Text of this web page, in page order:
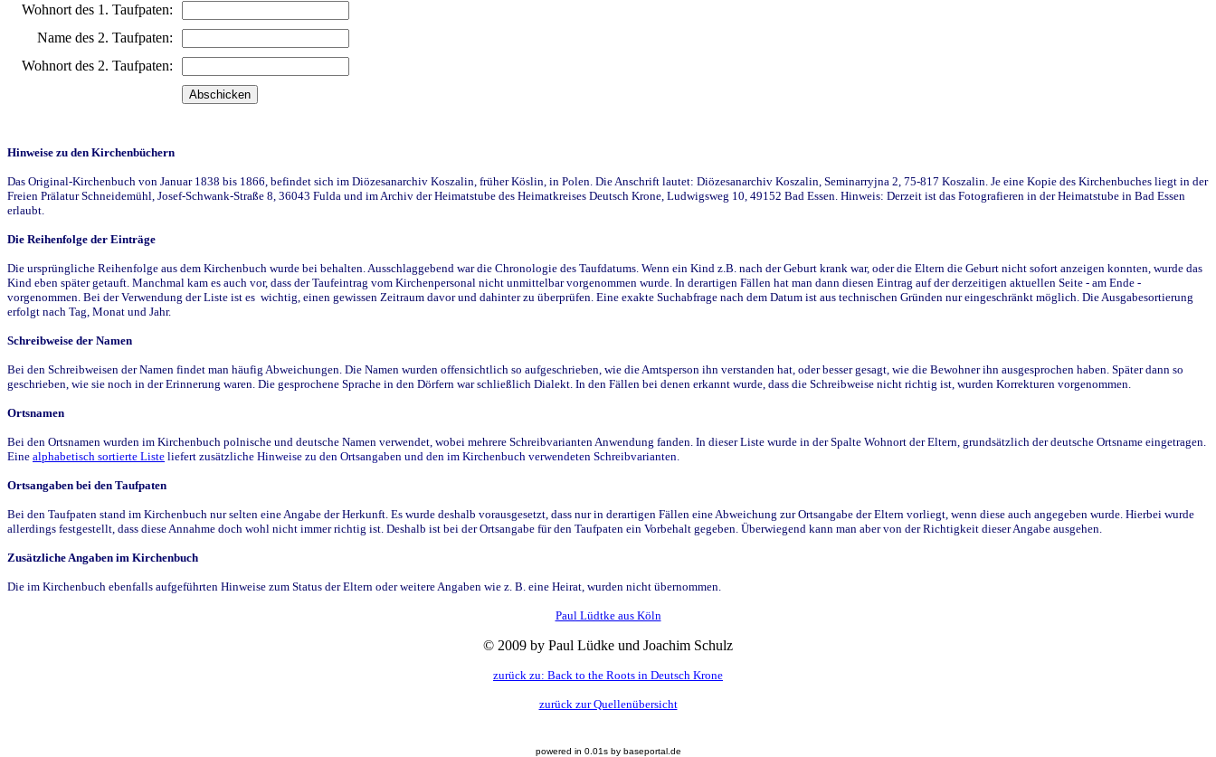
Wohnort des 1. Taufpaten:
Name des 2. Taufpaten:
Wohnort des 2. Taufpaten:
Hinweise zu den Kirchenbüchern
Das Original-Kirchenbuch von Januar 1838 bis 1866, befindet sich im Diözesanarchiv Koszalin, früher Köslin, in Polen. Die Anschrift lautet: Diözesanarchiv Koszalin, Seminarryjna 2, 75-817 Koszalin. Je eine Kopie des Kirchenbuches liegt in der
Freien Prälatur Schneidemühl, Josef-Schwank-Straße 8, 36043 Fulda und im Archiv der Heimatstube des Heimatkreises Deutsch Krone, Ludwigsweg 10, 49152 Bad Essen. Hinweis: Derzeit ist das Fotografieren in der Heimatstube in Bad Essen
erlaubt.
Die Reihenfolge der Einträge
Die ursprüngliche Reihenfolge aus dem Kirchenbuch wurde bei behalten. Ausschlaggebend war die Chronologie des Taufdatums. Wenn ein Kind z.B. nach der Geburt krank war, oder die Eltern die Geburt nicht sofort anzeigen konnten, wurde das
Kind eben später getauft. Manchmal kam es auch vor, dass der Taufeintrag vom Kirchenpersonal nicht unmittelbar vorgenommen wurde. In derartigen Fällen hat man dann diesen Eintrag auf der derzeitigen aktuellen Seite - am Ende -
vorgenommen. Bei der Verwendung der Liste ist es wichtig, einen gewissen Zeitraum davor und dahinter zu überprüfen. Eine exakte Suchabfrage nach dem Datum ist aus technischen Gründen nur eingeschränkt möglich. Die Ausgabesortierung
erfolgt nach Tag, Monat und Jahr.
Schreibweise der Namen
Bei den Schreibweisen der Namen findet man häufig Abweichungen. Die Namen wurden offensichtlich so aufgeschrieben, wie die Amtsperson ihn verstanden hat, oder besser gesagt, wie die Bewohner ihn ausgesprochen haben. Später dann so
geschrieben, wie sie noch in der Erinnerung waren. Die gesprochene Sprache in den Dörfern war schließlich Dialekt. In den Fällen bei denen erkannt wurde, dass die Schreibweise nicht richtig ist, wurden Korrekturen vorgenommen.
Ortsnamen
Bei den Ortsnamen wurden im Kirchenbuch polnische und deutsche Namen verwendet, wobei mehrere Schreibvarianten Anwendung fanden. In dieser Liste wurde in der Spalte Wohnort der Eltern, grundsätzlich der deutsche Ortsname eingetragen.
Eine alphabetisch sortierte Liste liefert zusätzliche Hinweise zu den Ortsangaben und den im Kirchenbuch verwendeten Schreibvarianten.
Ortsangaben bei den Taufpaten
Bei den Taufpaten stand im Kirchenbuch nur selten eine Angabe der Herkunft. Es wurde deshalb vorausgesetzt, dass nur in derartigen Fällen eine Abweichung zur Ortsangabe der Eltern vorliegt, wenn diese auch angegeben wurde. Hierbei wurde
allerdings festgestellt, dass diese Annahme doch wohl nicht immer richtig ist. Deshalb ist bei der Ortsangabe für den Taufpaten ein Vorbehalt gegeben. Überwiegend kann man aber von der Richtigkeit dieser Angabe ausgehen.
Zusätzliche Angaben im Kirchenbuch
Die im Kirchenbuch ebenfalls aufgeführten Hinweise zum Status der Eltern oder weitere Angaben wie z. B. eine Heirat, wurden nicht übernommen.
Paul Lüdtke aus Köln
© 2009 by Paul Lüdke und Joachim Schulz
zurück zu: Back to the Roots in Deutsch Krone
zurück zur Quellenübersicht
powered in 0.01s by baseportal.de